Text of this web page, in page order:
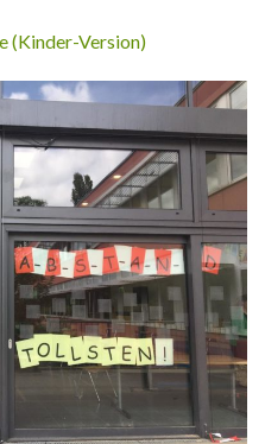
(Kinder-Version)